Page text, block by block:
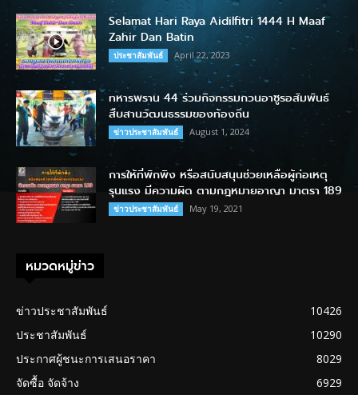
Selamat Hari Raya Aidilfitri 1444 H Maaf
Zahir Dan Batin
ประชาสัมพันธ์ April 22, 2023
ทหารพราน 44 ร่วมกิจกรรมกวนอาซูรอสัมพันธ์
สืบสานวัฒนธรรมของท้องถิ่น
ข่าวประชาสัมพันธ์ August 1, 2024
การให้ที่พักพิง หรือสนับสนุนช่วยเหลือผู้ก่อเหตุ
รุนแรง มีความผิด ตามกฎหมายอาญา มาตรา 189
ข่าวประชาสัมพันธ์ May 19, 2021
หมวดหมู่ข่าว
ข่าวประชาสัมพันธ์
10426
ประชาสัมพันธ์
10290
ประกาศผู้ชนะการเสนอราคา
8029
จัดซื้อ จัดจ้าง
6929